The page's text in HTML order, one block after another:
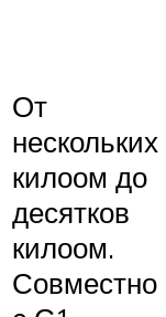
От
нескольких
килоом до
десятков
килоом.
Совместно